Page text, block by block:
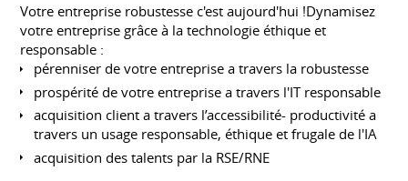
Votre entreprise robustesse c'est aujourd'hui !Dynamisez
votre entreprise grâce à la technologie éthique et
responsable :
pérenniser de votre entreprise a travers la robustesse
prospérité de votre entreprise a travers l'IT responsable
acquisition client a travers l’accessibilité- productivité a
travers un usage responsable, éthique et frugale de l'IA
acquisition des talents par la RSE/RNE